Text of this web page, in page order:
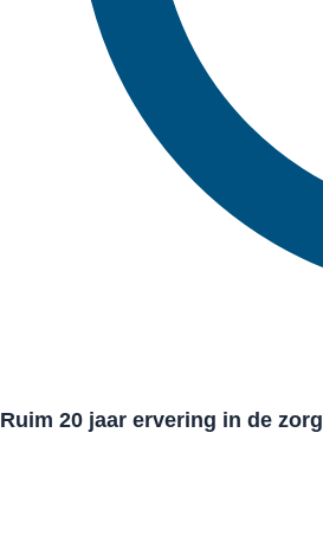
Ruim 20 jaar ervering in de zorg